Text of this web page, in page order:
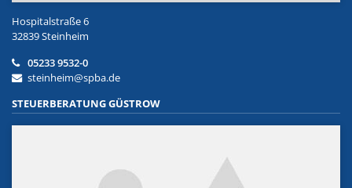
Hospitalstraße 6
32839 Steinheim
05233 9532-0
steinheim@spba.de
STEUERBERATUNG GÜSTROW